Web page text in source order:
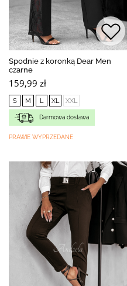
Spodnie z koronką Dear Men
czarne
159,99 zł
S M L XL XXL
Darmowa dostawa
PRAWIE WYPRZEDANE